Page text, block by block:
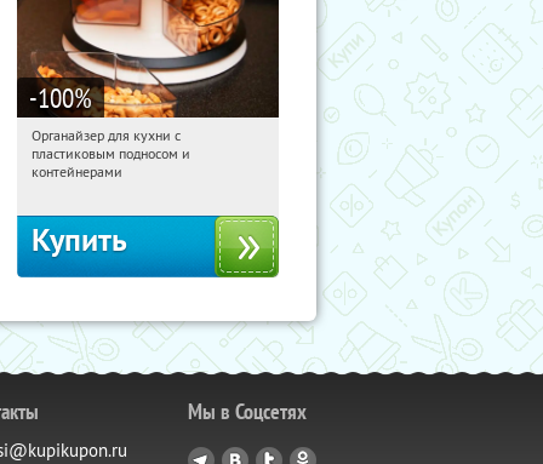
-100%
06:50:52 Получили:
Россия
Органайзер для кухни с
пластиковым подносом и
контейнерами
Купить
Мы в Соцсетях